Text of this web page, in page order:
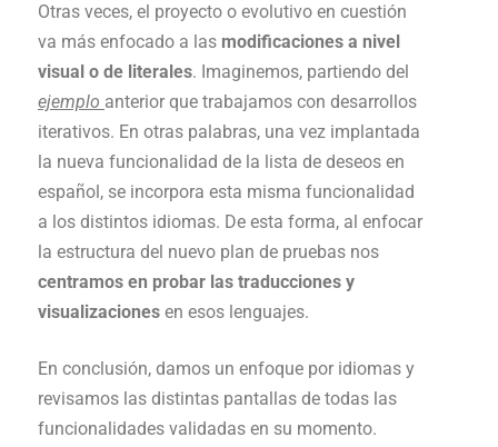
Otras veces, el proyecto o evolutivo en cuestión
va más enfocado a las modificaciones a nivel
visual o de literales. Imaginemos, partiendo del
ejemplo anterior que trabajamos con desarrollos
iterativos. En otras palabras, una vez implantada
la nueva funcionalidad de la lista de deseos en
español, se incorpora esta misma funcionalidad
a los distintos idiomas. De esta forma, al enfocar
la estructura del nuevo plan de pruebas nos
centramos en probar las traducciones y
visualizaciones en esos lenguajes.
En conclusión, damos un enfoque por idiomas y
revisamos las distintas pantallas de todas las
funcionalidades validadas en su momento.